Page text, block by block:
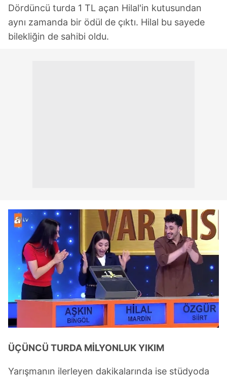
Dördüncü turda 1 TL açan Hilal'in kutusundan
aynı zamanda bir ödül de çıktı. Hilal bu sayede
bilekliğin de sahibi oldu.
ÜÇÜNCÜ TURDA MİLYONLUK YIKIM
Yarışmanın ilerleyen dakikalarında ise stüdyoda